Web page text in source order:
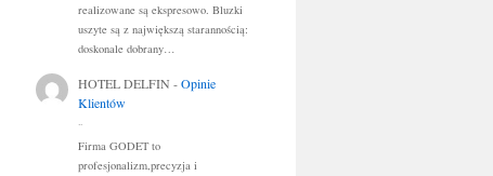
realizowane są ekspresowo. Bluzki
uszyte są z największą starannością:
doskonale dobrany…
HOTEL DELFIN -Opinie
Klientów
..
Firma GODET to
profesjonalizm,precyzja i